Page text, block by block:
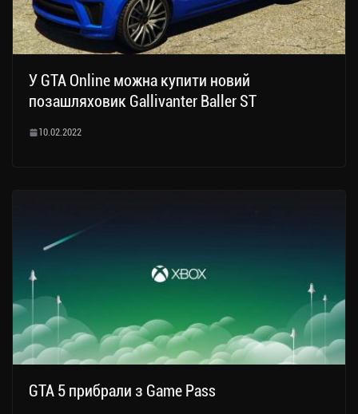
У GTA Online можна купити новий
позашляховик Gallivanter Baller ST
10.02.2022
GTA 5 прибрали з Game Pass